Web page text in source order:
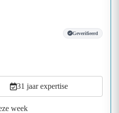
Geverifieerd
31 jaar expertise
week